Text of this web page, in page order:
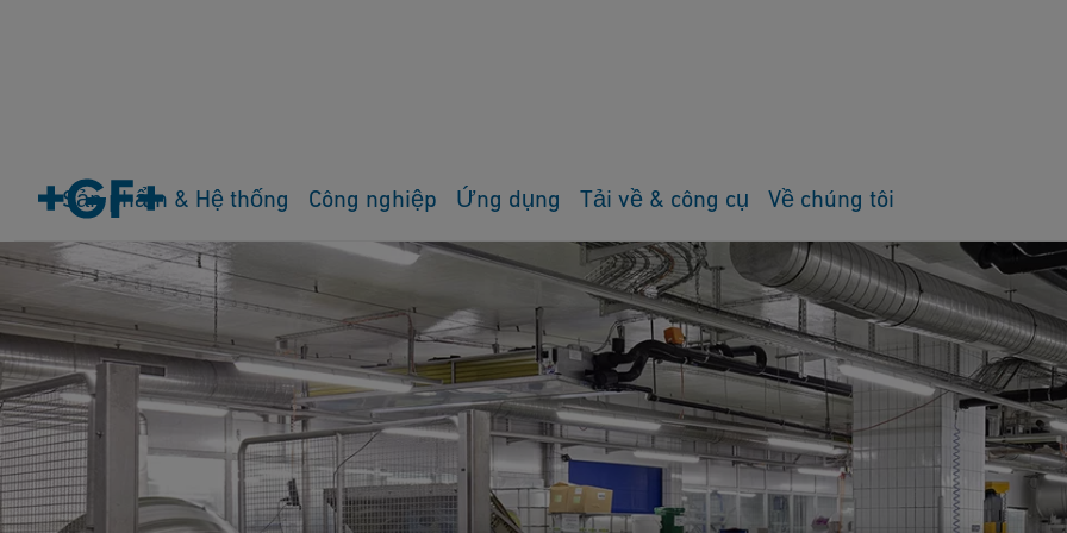
Sản phẩm & Hệ thống Công nghiệp Ứng dụng Tải về & công cụ Về chúng tôi